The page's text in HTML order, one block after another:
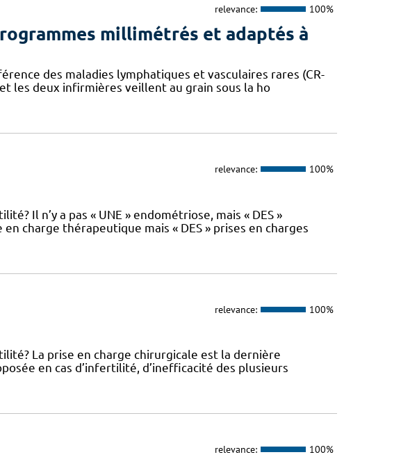
relevance: 100%
millimétrés et adaptés à
des maladies lymphatiques et vasculaires rares (CR-
les deux infirmières veillent au grain sous la ho
relevance: 100%
Il n’y a pas « UNE » endométriose, mais « DES »
en charge thérapeutique mais « DES » prises en charges
relevance: 100%
La prise en charge chirurgicale est la dernière
en cas d’infertilité, d’inefficacité des plusieurs
relevance: 100%